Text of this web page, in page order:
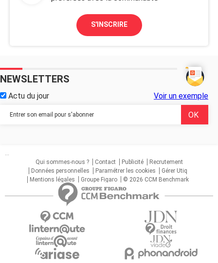
S'INSCRIRE
NEWSLETTERS
Actu du jour Voir un exemple
...
Qui sommes-nous ?
Contact Publicité
Recrutement
Données personnelles
Paramétrer les cookies
Gérer Utiq
Mentions légales
Groupe Figaro © 2026 CCM Benchmark